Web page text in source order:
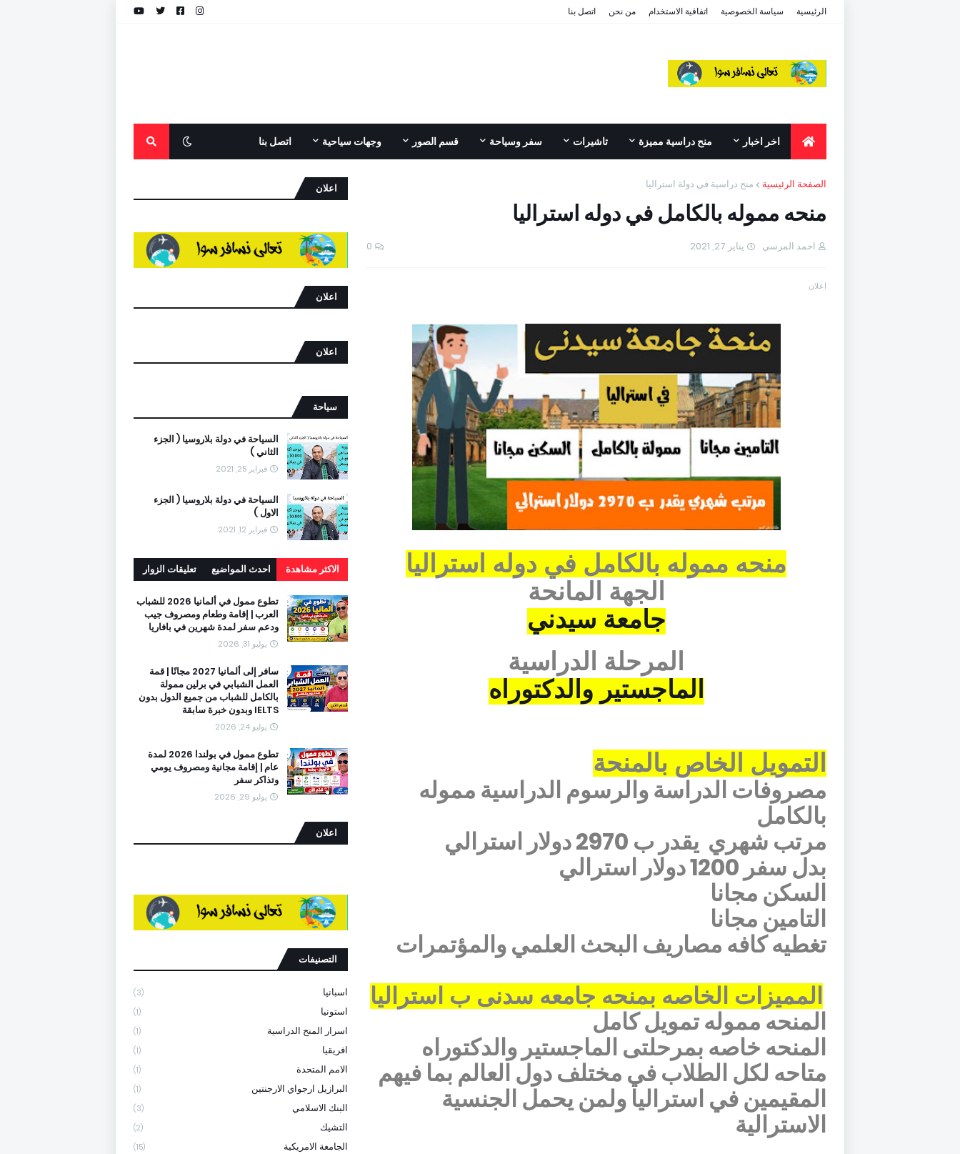
الرئيسية سياسة الخصوصية اتفاقية الاستخدام من نحن اتصل بنا
اخر اخبار منح دراسية مميزة تاشيرات سفر وسياحة قسم الصور وجهات سياحية اتصل بنا
الصفحة الرئيسية منح دراسية في دولة استراليا
منحه مموله بالكامل في دوله استراليا
احمد المرسي يناير 27, 2021 0
اعلان
منحه مموله بالكامل في دوله استراليا
الجهة المانحة
جامعة سيدني
المرحلة الدراسية
الماجستير والدكتوراه
التمويل الخاص بالمنحة
مصروفات الدراسة والرسوم الدراسية مموله
بالكامل
مرتب شهري يقدر ب 2970 دولار استرالي
بدل سفر 1200 دولار استرالي
السكن مجانا
التامين مجانا
تغطيه كافه مصاريف البحث العلمي والمؤتمرات
المميزات الخاصه بمنحه جامعه سدنى ب استراليا
المنحه مموله تمويل كامل
المنحه خاصه بمرحلتى الماجستير والدكتوراه
متاحه لكل الطلاب في مختلف دول العالم بما فيهم
المقيمين في استراليا ولمن يحمل الجنسية
الاسترالية
اعلان
اعلان
اعلان
سياحة
السياحة في دولة بلاروسيا ( الجزء
الثاني )
فبراير 25, 2021
السياحة في دولة بلاروسيا ( الجزء
الاول )
فبراير 12, 2021
الاكثر مشاهدة احدث المواضيع تعليقات الزوار
تطوع ممول في ألمانيا 2026 للشباب
العرب | إقامة وطعام ومصروف جيب
ودعم سفر لمدة شهرين في بافاريا
يوليو 31, 2026
سافر إلى ألمانيا 2027 مجانًا | قمة
العمل الشبابي في برلين ممولة
بالكامل للشباب من جميع الدول بدون
IELTS وبدون خبرة سابقة
يوليو 24, 2026
تطوع ممول في بولندا 2026 لمدة
عام | إقامة مجانية ومصروف يومي
وتذاكر سفر
يوليو 29, 2026
اعلان
التصنيفات
اسبانيا (3)
استونيا (1)
اسرار المنح الدراسية (1)
افريقيا (1)
الامم المتحدة (1)
البرازيل ارجواي الارجنتين (1)
البنك الاسلامي (3)
التشيك (2)
الجامعة الامريكية (15)